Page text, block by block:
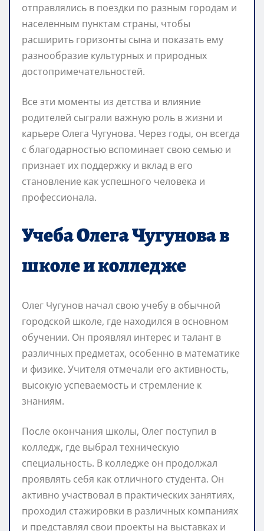
отправлялись в поездки по разным городам и
населенным пунктам страны, чтобы
расширить горизонты сына и показать ему
разнообразие культурных и природных
достопримечательностей.
Все эти моменты из детства и влияние
родителей сыграли важную роль в жизни и
карьере Олега Чугунова. Через годы, он всегда
с благодарностью вспоминает свою семью и
признает их поддержку и вклад в его
становление как успешного человека и
профессионала.
Учеба Олега Чугунова в
школе и колледже
Олег Чугунов начал свою учебу в обычной
городской школе, где находился в основном
обучении. Он проявлял интерес и талант в
различных предметах, особенно в математике
и физике. Учителя отмечали его активность,
высокую успеваемость и стремление к
знаниям.
После окончания школы, Олег поступил в
колледж, где выбрал техническую
специальность. В колледже он продолжал
проявлять себя как отличного студента. Он
активно участвовал в практических занятиях,
проходил стажировки в различных компаниях
и представлял свои проекты на выставках и